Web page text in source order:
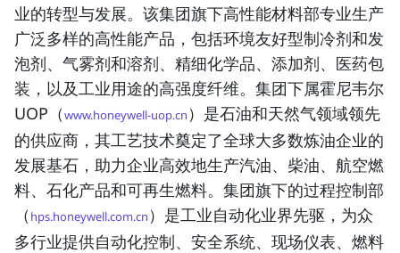
业的转型与发展。该集团旗下高性能材料部专业生产
广泛多样的高性能产品，包括环境友好型制冷剂和发
泡剂、气雾剂和溶剂、精细化学品、添加剂、医药包
装，以及工业用途的高强度纤维。集团下属霍尼韦尔
UOP（www.honeywell-uop.cn ）是石油和天然气领域领先
的供应商，其工艺技术奠定了全球大多数炼油企业的
发展基石，助力企业高效地生产汽油、柴油、航空燃
料、石化产品和可再生燃料。集团旗下的过程控制部
（ hps.honeywell.com.cn ）是工业自动化业界先驱，为众
多行业提供自动化控制、安全系统、现场仪表、燃料